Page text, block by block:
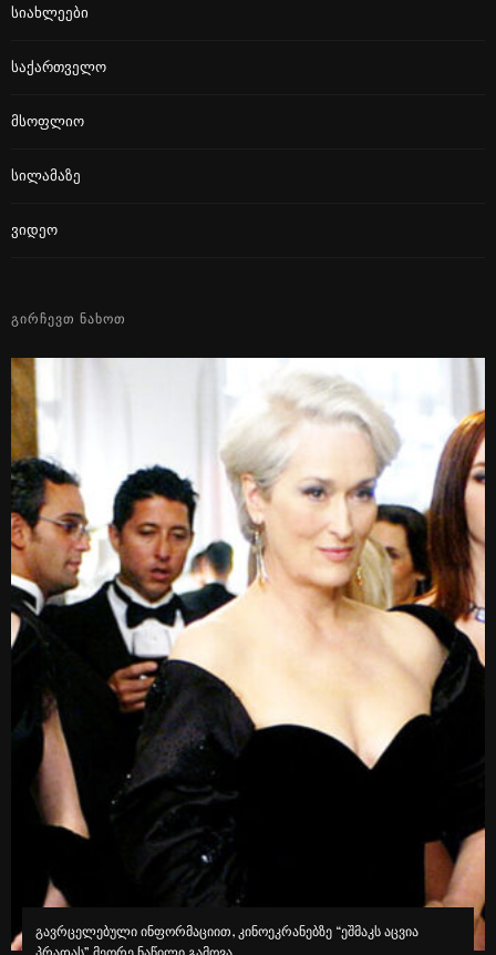
Სიახლეები
Საქართველო
Მსოფლიო
Სილამაზე
Ვიდეო
ᲒᲘᲠᲩᲔᲕᲗ ᲜᲐᲮᲝᲗ
TikTok-ის რჩეული სილამაზისა და თავის მოვლის პროდუქტები